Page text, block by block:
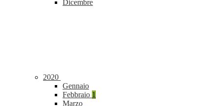
Dicembre
2020
Gennaio
Febbraio 1
Marzo